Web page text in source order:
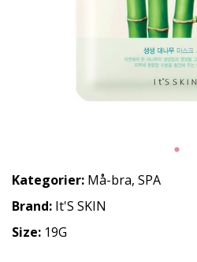
Kategorier: Må-bra, SPA
Brand: It'S SKIN
Size: 19G